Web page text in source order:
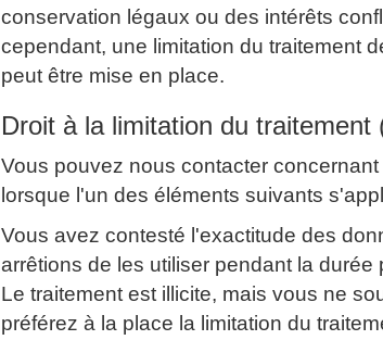
conservation légaux ou des intérêts
cependant, une limitation du traitement
peut être mise en place.
Droit à la limitation du traitement
Vous pouvez nous contacter
lorsque l'un des éléments suivants
Vous avez contesté l'exactitude des
arrêtions de les utiliser pendant la durée
Le traitement est illicite, mais vous ne
préférez à la place la limitation du